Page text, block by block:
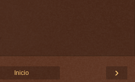
›
Inicio